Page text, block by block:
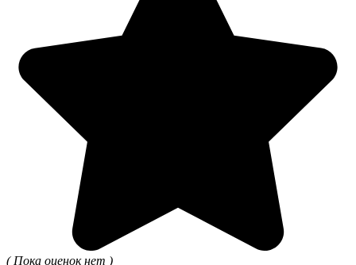
( Пока оценок нет )